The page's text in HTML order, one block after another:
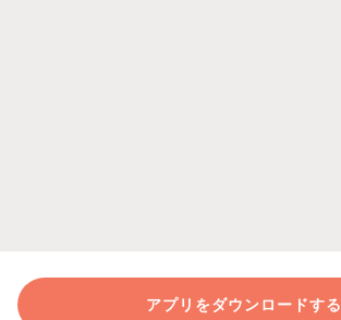
アプリをダウンロードする